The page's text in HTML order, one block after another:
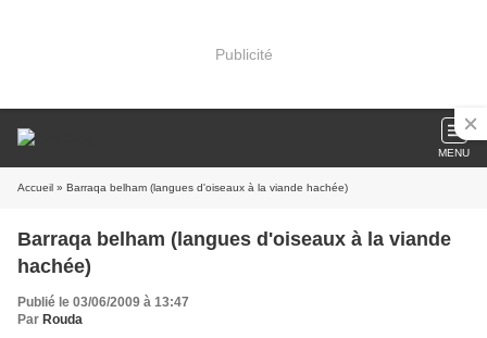
Publicité
MENU
Accueil » Barraqa belham (langues d'oiseaux à la viande hachée)
Barraqa belham (langues d'oiseaux à la viande
hachée)
Publié le 03/06/2009 à 13:47
Par Rouda